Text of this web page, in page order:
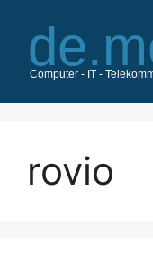
Inhalt
springen
rovio